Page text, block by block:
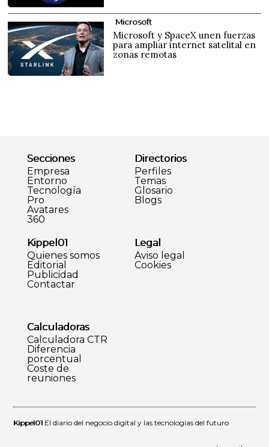
Microsoft
Microsoft y SpaceX unen fuerzas
para ampliar internet satelital en
zonas remotas
Secciones
Empresa
Entorno
Tecnología
Pro
Avatares
360
Directorios
Perfiles
Temas
Glosario
Blogs
Kippel01
Quienes somos
Editorial
Publicidad
Contactar
Legal
Aviso legal
Cookies
Calculadoras
Calculadora CTR
Diferencia
porcentual
Coste de
reuniones
Kippel01 El diario del negocio digital y las tecnologías del futuro